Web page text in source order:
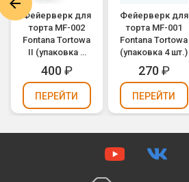
Фейерверк для
торта MF-002
Fontana Tortowa
II (упаковка 4
шт.)
400₽
ПЕРЕЙТИ
Фейерверк для
торта MF-001
Fontana Tortowa
(упаковка 4 шт.)
270₽
ПЕРЕЙТИ